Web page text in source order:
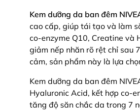
Kem dưỡng da ban đêm
cao cấp, giúp tái tạo và làm
co-enzyme Q10, Creatine và
giảm nếp nhăn rõ rệt chỉ sau
cảm, sản phẩm này là lựa
Kem dưỡng da ban đêm
Hyaluronic Acid, kết hợp co-
tăng độ săn chắc da trong 7